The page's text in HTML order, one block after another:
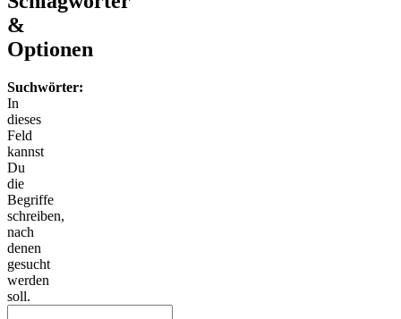
&
Optionen
Suchwörter:
In
dieses
Feld
kannst
Du
die
Begriffe
schreiben,
nach
denen
gesucht
werden
soll.